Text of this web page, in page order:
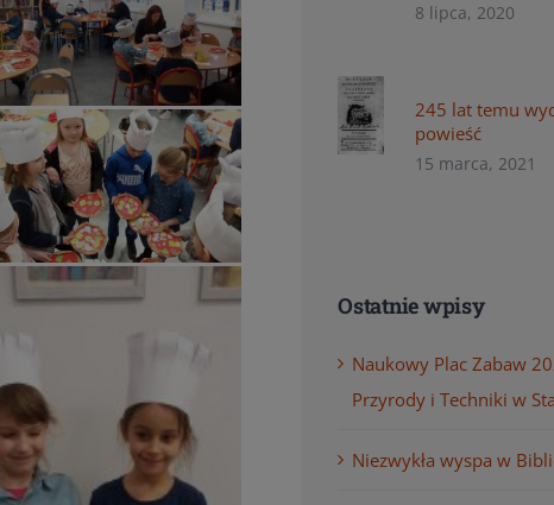
8 lipca, 2020
245 lat temu
powieść
15 marca, 2021
Ostatnie wpisy
Naukowy Plac Zabaw
Przyrody i Techniki w
Niezwykła wyspa w